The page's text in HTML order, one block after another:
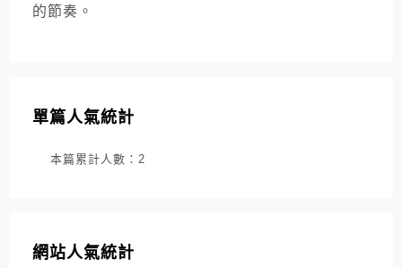
的節奏。
單篇人氣統計
本篇累計人數： 2
網站人氣統計